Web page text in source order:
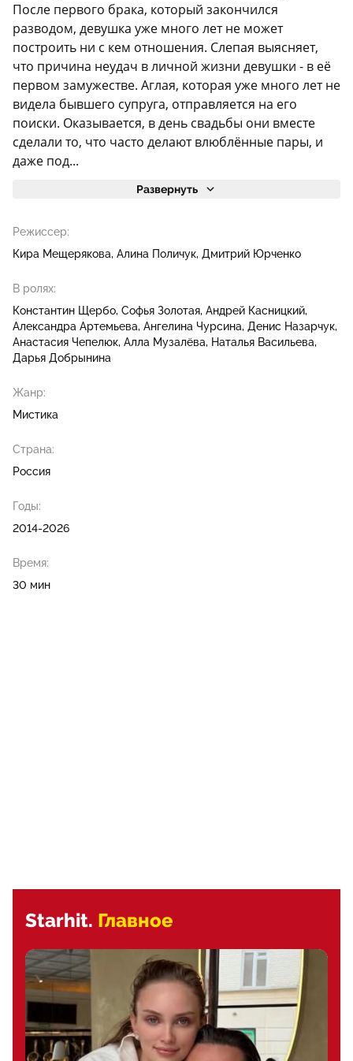
После первого брака, который закончился
разводом, девушка уже много лет не может
построить ни с кем отношения. Слепая выясняет,
что причина неудач в личной жизни девушки - в её
первом замужестве. Аглая, которая уже много лет не
видела бывшего супруга, отправляется на его
поиски. Оказывается, в день свадьбы они вместе
сделали то, что часто делают влюблённые пары, и
даже под...
Развернуть
Режиссер:
Кира Мещерякова Алина Поличук Дмитрий Юрченко
В ролях:
Константин Щербо Софья Золотая Андрей Касницкий
Александра Артемьева Ангелина Чурсина Денис Назарчук
Анастасия Чепелюк Алла Музалёва Наталья Васильева
Дарья Добрынина
Жанр:
Мистика
Страна:
Россия
Годы:
2014-2026
Время:
30 мин
Starhit. Главное